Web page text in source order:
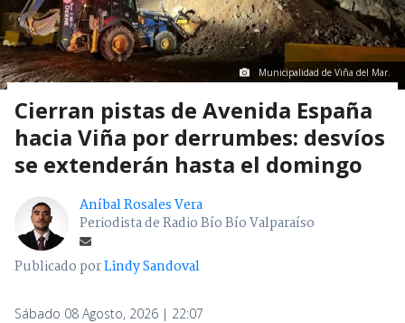
Municipalidad de Viña del Mar.
Cierran pistas de Avenida España
hacia Viña por derrumbes: desvíos
se extenderán hasta el domingo
Aníbal Rosales Vera
Periodista de Radio Bío Bío Valparaíso
Publicado porLindy Sandoval
Sábado 08 Agosto, 2026 | 22:07